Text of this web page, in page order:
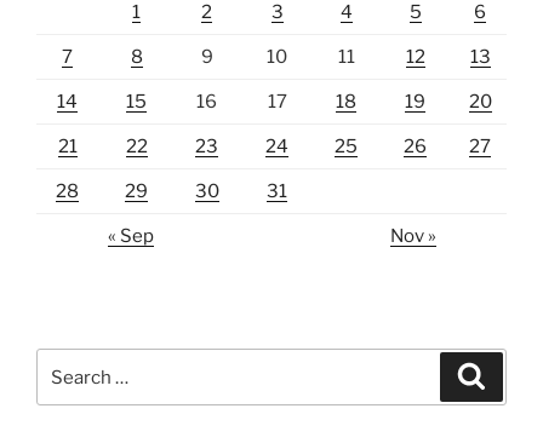
1 2 3 4 5 6
7 8 9 10 11 12 13
14 15 16 17 18 19 20
21 22 23 24 25 26 27
28 29 30 31
« Sep Nov »
for: